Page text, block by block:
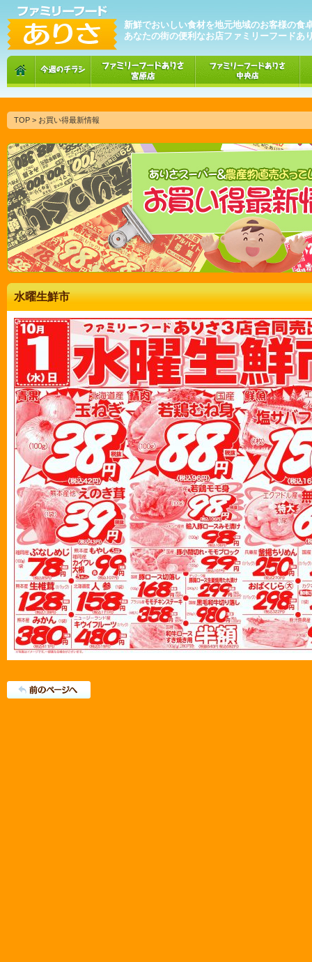
新鮮でおいしい食材を地元地域のお客様の食
あなたの街の便利なお店ファミリーフードあ
TOP > お買い得最新情報
水曜生鮮市